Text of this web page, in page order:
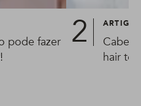
pode fazer
ARTIGO
hair